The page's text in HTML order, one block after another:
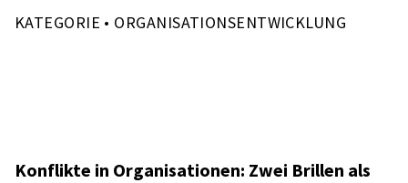
KATEGORIE • ORGANISATIONSENTWICKLUNG
Konflikte in Orga­ni­sa­tio­nen: Zwei Bril­len als